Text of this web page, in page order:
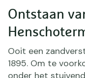
Ontstaan
Ooit een
1895. Om te